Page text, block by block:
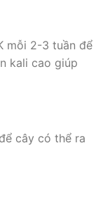
mỗi 2-3 tuần để
kali cao giúp
cây có thể ra